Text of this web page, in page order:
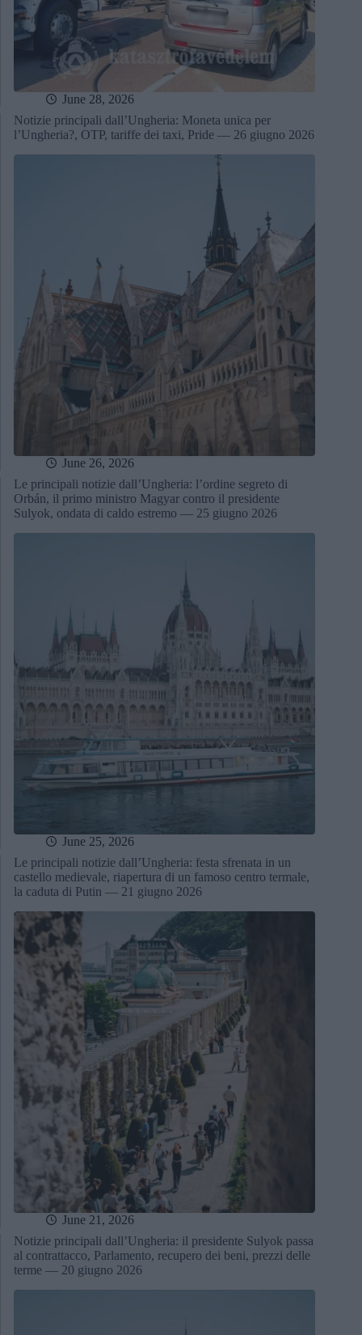
June 28, 2026
Notizie principali dall’Ungheria: Moneta unica per
l’Ungheria?, OTP, tariffe dei taxi, Pride — 26 giugno 2026
June 26, 2026
Le principali notizie dall’Ungheria: l’ordine segreto di
Orbán, il primo ministro Magyar contro il presidente
Sulyok, ondata di caldo estremo — 25 giugno 2026
June 25, 2026
Le principali notizie dall’Ungheria: festa sfrenata in un
castello medievale, riapertura di un famoso centro termale,
la caduta di Putin — 21 giugno 2026
June 21, 2026
Notizie principali dall’Ungheria: il presidente Sulyok passa
al contrattacco, Parlamento, recupero dei beni, prezzi delle
terme — 20 giugno 2026